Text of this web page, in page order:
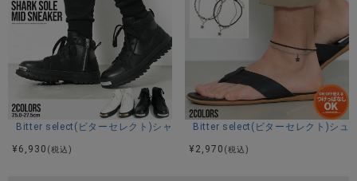
Bitter select(ビターセレクト)シャークソールミドルカットスニーカー/全2
¥ 6,930 (税込)
Bitter select(ビターセレクト)シュ
¥ 2,970 (税込)